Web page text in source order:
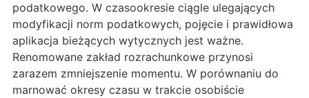
podatkowego. W czasookresie ciągle ulegających
modyfikacji norm podatkowych, pojęcie i prawidłowa
aplikacja bieżących wytycznych jest ważne.
Renomowane zakład rozrachunkowe przynosi
zarazem zmniejszenie momentu. W porównaniu do
marnować okresy czasu w trakcie osobiście